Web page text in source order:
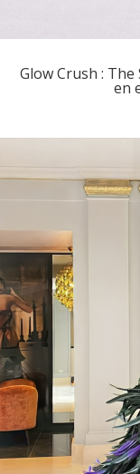
Glow Crush :
en